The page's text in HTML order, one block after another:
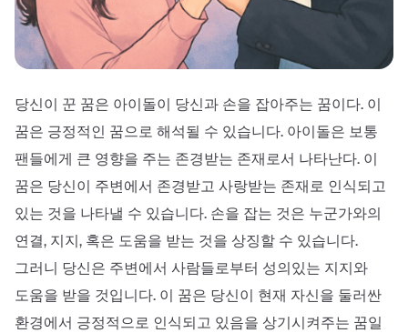
당신이 꾼 꿈은 아이돌이 당신과 손을 잡아주는 꿈이다. 이
꿈은 긍정적인 꿈으로 해석될 수 있습니다. 아이돌은 보통
팬들에게 큰 영향을 주는 존경받는 존재로서 나타난다. 이
꿈은 당신이 주변에서 존경받고 사랑받는 존재로 인식되고
있는 것을 나타낼 수 있습니다. 손을 잡는 것은 누군가와의
연결, 지지, 혹은 도움을 받는 것을 상징할 수 있습니다.
그러니 당신은 주변에서 사람들로부터 성의있는 지지와
도움을 받을 것입니다. 이 꿈은 당신이 현재 자신을 둘러싼
환경에서 긍정적으로 인식되고 있음을 상기시켜주는 꿈일